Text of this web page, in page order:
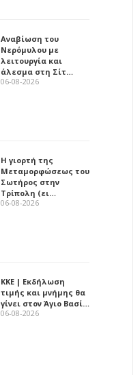
Αναβίωση του
Νερόμυλου με
λειτουργία και
άλεσμα στη Σίτ…
06-08-2026
Η γιορτή της
Μεταμορφώσεως του
Σωτήρος στην
Τρίπολη (ει…
06-08-2026
ΚΚΕ | Εκδήλωση
τιμής και μνήμης θα
γίνει στον Άγιο Βασί…
06-08-2026